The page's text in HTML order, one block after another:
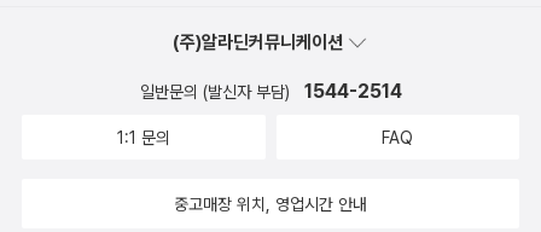
두 보호자나 변호인의 도움을 전혀 받지 못했다. 경찰은 범인을 특정
할 수 있는 직접적인 물증이나 단서를 확보하지 못한 상태에서 피의
함정’에 빠져 법과 원칙을 어긴 수사를 했다. 검찰은 경찰의 위법 수사
제대로 수사하지 않고 풀어 주는 등 사건의 실체를 규명하는 데 적극
(주)알라딘커뮤니케이션
일반문의 (발신자 부담) 1544-2514
1:1 문의 FAQ
중고매장 위치, 영업시간 안내